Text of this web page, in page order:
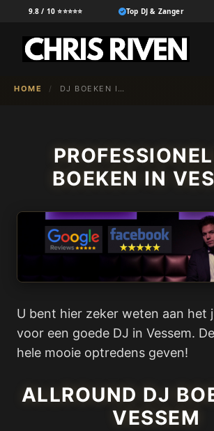
9.8 / 10 ⭐⭐⭐⭐⭐ Top DJ & Zanger
HOME / DJ BOEKEN IN VESSEM
BOEKEN IN
U bent hier zeker weten aan het
voor een goede DJ in Vessem.
hele mooie optredens geven!
ALLROUND DJ
VESSEM